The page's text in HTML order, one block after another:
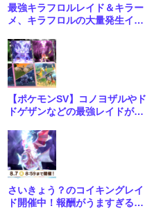
最強キラフロルレイド＆キラー
メ、キラフロルの大量発生イベ
【ポケモンSV】コノヨザルやド
ドゲザンなどの最強レイドが4
生も
さいきょう？のコイキングレイ
ド開催中！報酬がうますぎる神